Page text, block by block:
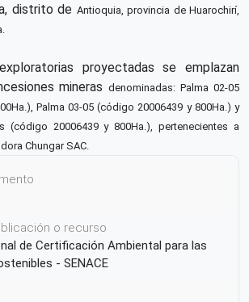
distrito de Antioquia, provincia de Huarochirí,
proyectadas se emplazan
minerasdenominadas: Palma 02-05
Palma 03-05 (código 20006439 y 800Ha.) y
(código 20006439 y 800Ha.), pertenecientes a
Chungar SAC.
o recurso
de Certificación Ambiental para las
- SENACE